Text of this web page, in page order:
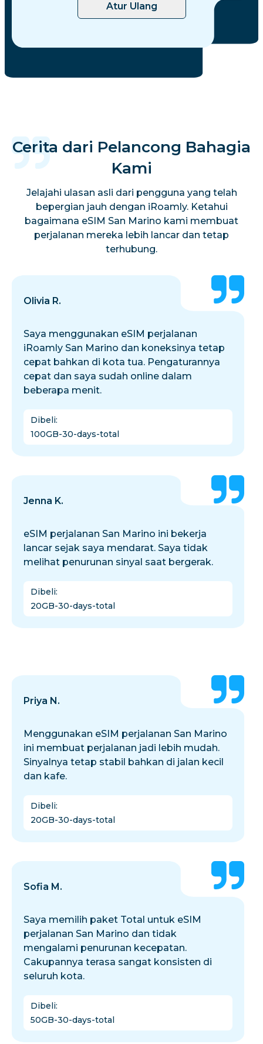
Atur Ulang
Cerita dari Pelancong Bahagia
Kami
Jelajahi ulasan asli dari pengguna yang telah
bepergian jauh dengan iRoamly. Ketahui
bagaimana eSIM San Marino kami membuat
perjalanan mereka lebih lancar dan tetap
terhubung.
Olivia R.
Saya menggunakan eSIM perjalanan
iRoamly San Marino dan koneksinya tetap
cepat bahkan di kota tua. Pengaturannya
cepat dan saya sudah online dalam
beberapa menit.
Dibeli:
100GB-30-days-total
Jenna K.
eSIM perjalanan San Marino ini bekerja
lancar sejak saya mendarat. Saya tidak
melihat penurunan sinyal saat bergerak.
Dibeli:
20GB-30-days-total
Priya N.
Menggunakan eSIM perjalanan San Marino
ini membuat perjalanan jadi lebih mudah.
Sinyalnya tetap stabil bahkan di jalan kecil
dan kafe.
Dibeli:
20GB-30-days-total
Sofia M.
Saya memilih paket Total untuk eSIM
perjalanan San Marino dan tidak
mengalami penurunan kecepatan.
Cakupannya terasa sangat konsisten di
seluruh kota.
Dibeli:
50GB-30-days-total